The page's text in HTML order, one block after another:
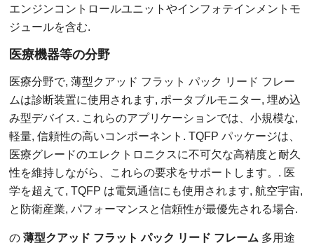
エンジンコントロールユニットやインフォテインメントモ
ジュールを含む.
医療機器等の分野
医療分野で, 薄型クアッド フラット パック リード フレー
ムは診断装置に使用されます, ポータブルモニター, 埋め込
み型デバイス. これらのアプリケーションでは、小規模な,
軽量, 信頼性の高いコンポーネント. TQFP パッケージは、
医療グレードのエレクトロニクスに不可欠な高精度と耐久
性を維持しながら、これらの要求をサポートします。. 医
学を超えて, TQFP は電気通信にも使用されます, 航空宇宙,
と防衛産業, パフォーマンスと信頼性が最優先される場合.
の薄型クアッド フラット パック リード フレーム 多用途